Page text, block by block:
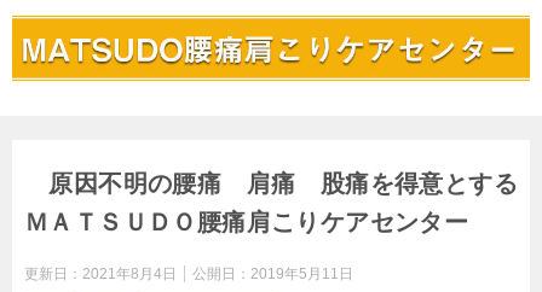
原因不明の腰痛 肩痛 股痛を得意とする
ＭＡＴＳＵＤＯ腰痛肩こりケアセンター
更新日： 2021年8月4日 公開日： 2019年5月11日